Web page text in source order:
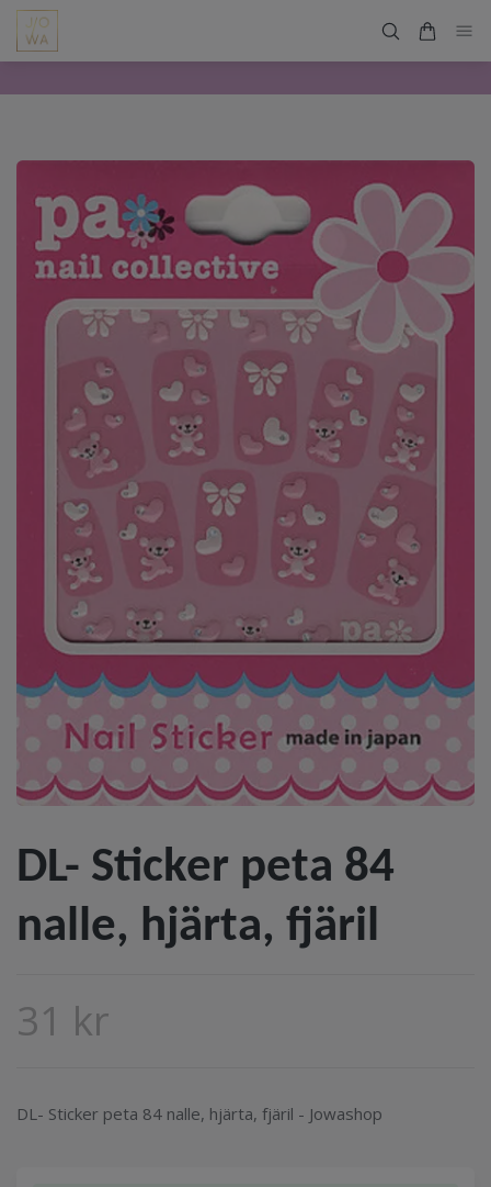
DL- Sticker peta 84
nalle, hjärta, fjäril
31 kr
DL- Sticker peta 84 nalle, hjärta, fjäril - Jowashop